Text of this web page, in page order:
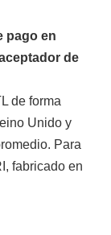
pago en
de
de forma
Unido y
Para
fabricado en